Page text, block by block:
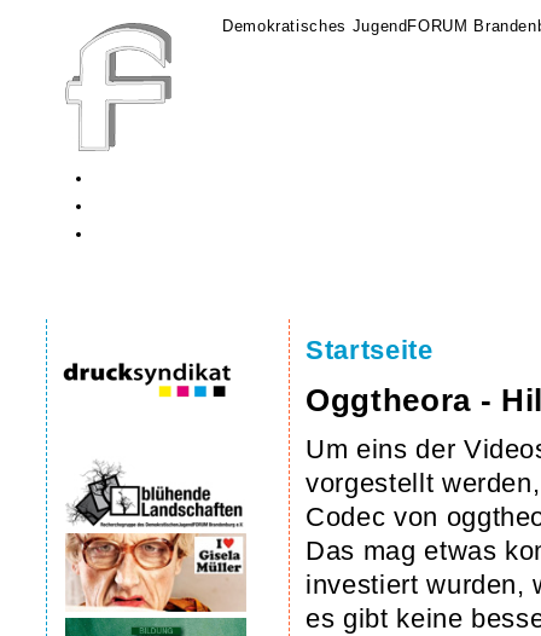
Demokratisches JugendFORUM
Startseite
Oggtheora -
Um eins der
vorgestellt
Codec von
Das mag etwas
investiert wurden,
es gibt keine